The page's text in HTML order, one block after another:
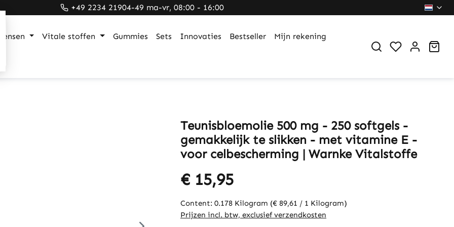
+49 2234 21904-49 ma-vr, 08:00 - 16:00
Vitale stoffen Gummies Sets Innovaties Bestseller Mijn rekening
You have 0
Teunisbloemolie 500 mg - 250 softgels -
gemakkelijk te slikken - met vitamine E -
voor celbescherming | Warnke Vitalstoffe
€ 15,95
Content: 0.178 Kilogram (€ 89,61 / 1 Kilogram)
Prijzen incl. btw, exclusief verzendkosten